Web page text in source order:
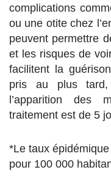
complications
ou une otite chez
peuvent permettre
et les risques de
facilitent la
pris au plus
l’apparition des
traitement est de 5
*Le taux
pour 100 000